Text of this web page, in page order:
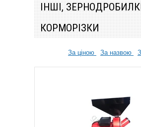
ІНШІ,
КОРМОРІЗКИ
За ціною За назвою